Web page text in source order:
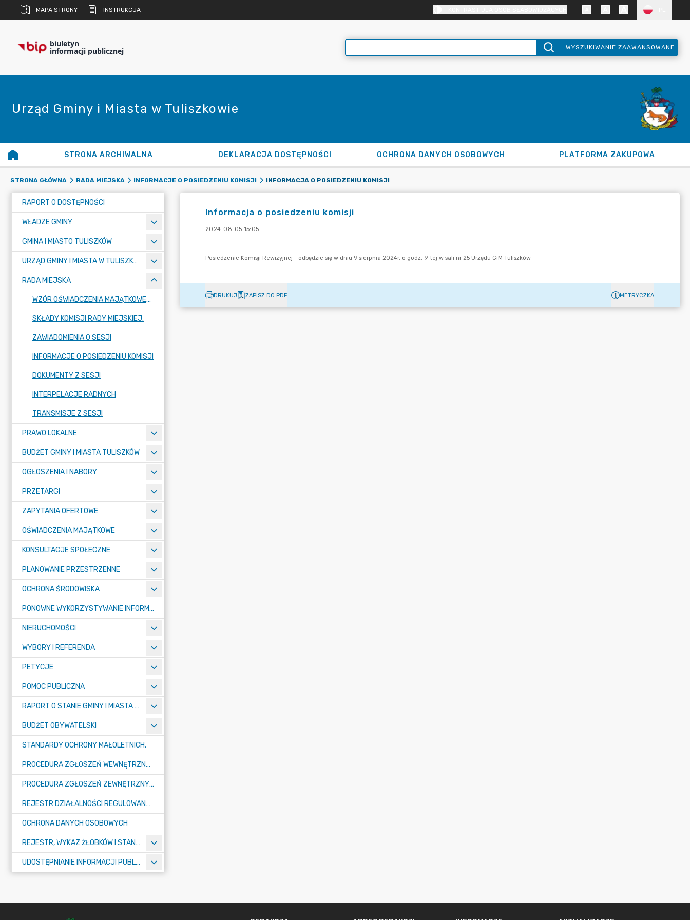
MAPA STRONY INSTRUKCJA
biuletyn
informacji publicznej WYSZUKIWANIE ZAAWANSOWANE
Urząd Gminy i Miasta w Tuliszkowie
STRONA ARCHIWALNA DEKLARACJA DOSTĘPNOŚCI OCHRONA DANYCH OSOBOWYCH PLATFORMA ZAKUPOWA
STRONA GŁÓWNA RADA MIEJSKA INFORMACJE O POSIEDZENIU KOMISJI INFORMACJA O POSIEDZENIU KOMISJI
RAPORT O DOSTĘPNOŚCI
WŁADZE GMINY
GMINA I MIASTO TULISZKÓW
URZĄD GMINY I MIASTA W TULISZKOWIE
RADA MIEJSKA
WZÓR OŚWIADCZENIA MAJĄTKOWEGO
SKŁADY KOMISJI RADY MIEJSKIEJ.
ZAWIADOMIENIA O SESJI
INFORMACJE O POSIEDZENIU KOMISJI
DOKUMENTY Z SESJI
INTERPELACJE RADNYCH
TRANSMISJE Z SESJI
PRAWO LOKALNE
BUDŻET GMINY I MIASTA TULISZKÓW
OGŁOSZENIA I NABORY
PRZETARGI
ZAPYTANIA OFERTOWE
OŚWIADCZENIA MAJĄTKOWE
KONSULTACJE SPOŁECZNE
PLANOWANIE PRZESTRZENNE
OCHRONA ŚRODOWISKA
PONOWNE WYKORZYSTYWANIE INFORMACJI SEKTORA PUBLICZNEGO
NIERUCHOMOŚCI
WYBORY I REFERENDA
PETYCJE
POMOC PUBLICZNA
RAPORT O STANIE GMINY I MIASTA TULISZKÓW
BUDŻET OBYWATELSKI
STANDARDY OCHRONY MAŁOLETNICH.
PROCEDURA ZGŁOSZEŃ WEWNĘTRZNYCH W URZĘDZIE GMINY I MIASTA W TULISZKOWIE
PROCEDURA ZGŁOSZEŃ ZEWNĘTRZNYCH
REJESTR DZIAŁALNOŚCI REGULOWANEJ
OCHRONA DANYCH OSOBOWYCH
REJESTR, WYKAZ ŻŁOBKÓW I STANDARDY OPIEKI NAD DZIEĆMI W WIEKU DO LAT 3
UDOSTĘPNIANIE INFORMACJI PUBLICZNEJ
Informacja o posiedzeniu komisji
2024-08-05 15:05
DRUKUJ ZAPISZ DO PDF METRYCZKA